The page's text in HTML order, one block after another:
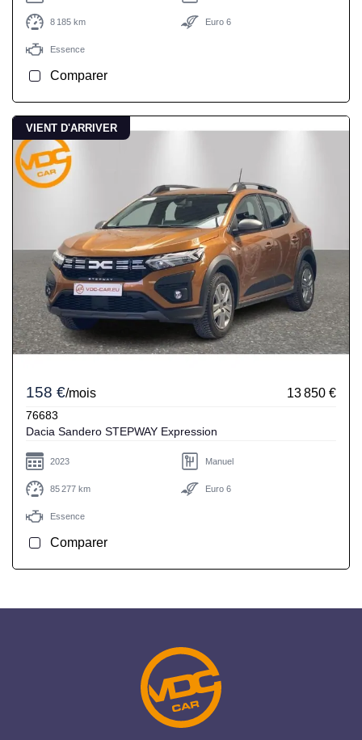
8 185 km Euro 6
Essence
Comparer
VIENT D'ARRIVER
158 €/mois 13 850 €
76683
Dacia Sandero STEPWAY Expression
2023 Manuel
85 277 km Euro 6
Essence
Comparer